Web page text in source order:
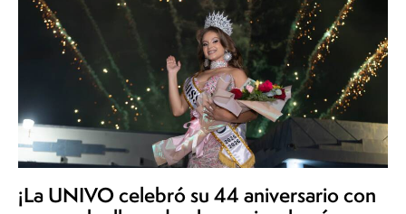
¡La UNIVO celebró su 44 aniversario con